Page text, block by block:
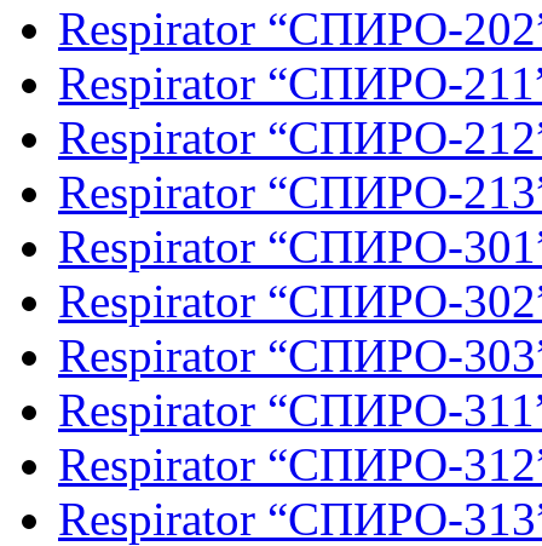
Respirator “СПИРО-
Respirator “СПИРО-
Respirator “СПИРО-
Respirator “СПИРО-
Respirator “СПИРО-
Respirator “СПИРО-
Respirator “СПИРО-
Respirator “СПИРО-
Respirator “СПИРО-
Respirator “СПИРО-